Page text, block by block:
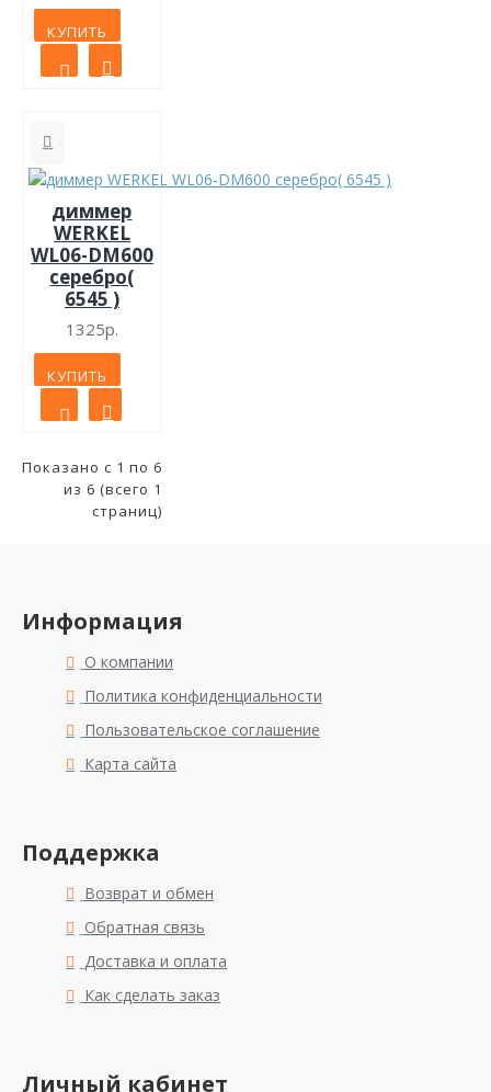
КУПИТЬ
диммер
WERKEL
WL06-DM600
серебро(
6545 )
1325р.
КУПИТЬ
Показано с 1 по 6
из 6 (всего 1
страниц)
Информация
О компании
Политика конфиденциальности
Пользовательское соглашение
Карта сайта
Поддержка
Возврат и обмен
Обратная связь
Доставка и оплата
Как сделать заказ
Личный кабинет